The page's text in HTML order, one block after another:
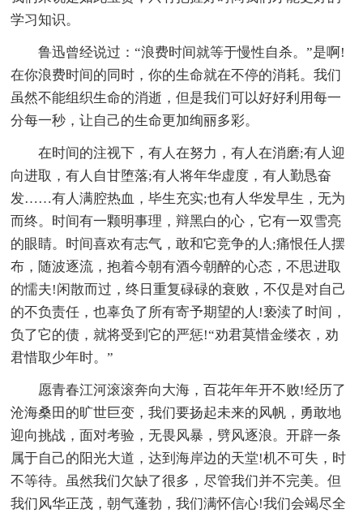
学习知识。
鲁迅曾经说过：“浪费时间就等于慢性自杀。”是啊!
在你浪费时间的同时，你的生命就在不停的消耗。我们
虽然不能组织生命的消逝，但是我们可以好好利用每一
分每一秒，让自己的生命更加绚丽多彩。
在时间的注视下，有人在努力，有人在消磨;有人迎
向进取，有人自甘堕落;有人将年华虚度，有人勤恳奋
发……有人满腔热血，毕生充实;也有人华发早生，无为
而终。时间有一颗明事理，辩黑白的心，它有一双雪亮
的眼睛。时间喜欢有志气，敢和它竞争的人;痛恨任人摆
布，随波逐流，抱着今朝有酒今朝醉的心态，不思进取
的懦夫!闲散而过，终日重复碌碌的衰败，不仅是对自己
的不负责任，也辜负了所有寄予期望的人!亵渎了时间，
负了它的债，就将受到它的严惩!“劝君莫惜金缕衣，劝
君惜取少年时。”
愿青春江河滚滚奔向大海，百花年年开不败!经历了
沧海桑田的旷世巨变，我们要扬起未来的风帆，勇敢地
迎向挑战，面对考验，无畏风暴，劈风逐浪。开辟一条
属于自己的阳光大道，达到海岸边的天堂!机不可失，时
不等待。虽然我们欠缺了很多，尽管我们并不完美。但
我们风华正茂，朝气蓬勃，我们满怀信心!我们会竭尽全